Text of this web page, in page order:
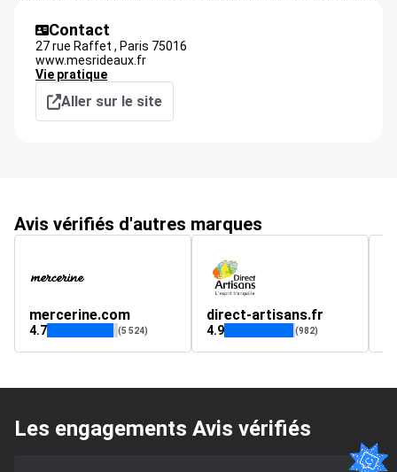
Contact
27 rue Raffet , Paris 75016
www.mesrideaux.fr
Vie pratique
Aller sur le site
Avis vérifiés d'autres marques
mercerine.com
4.7 (5 524)
direct-artisans.fr
4.9 (982)
Les engagements Avis vérifiés